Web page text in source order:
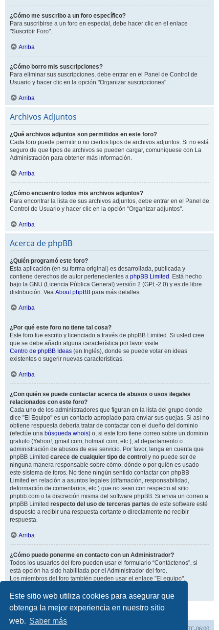
Este sitio web utiliza cookies para asegurar que
obtenga la mejor experiencia en nuestro sitio
web. Saber más
¿Cómo me suscribo a un foro específico?
Para suscribirse a un foro en especial, debe hacer clic en el enlace
"Suscribir Foro".
Arriba
¿Cómo borro mis suscripciones?
Para eliminar sus suscripciones, debe entrar en el Panel de Control de
Usuario y hacer clic en la opción "Organizar suscripciones".
Arriba
Archivos Adjuntos
¿Qué archivos adjuntos son permitidos en este foro?
Cada foro puede permitir o no ciertos tipos de archivos adjuntos. Si no está
seguro de que tipos de archivos se pueden cargar, comuníquese con La
Administración para obtener más información.
Arriba
¿Cómo encuentro todos mis archivos adjuntos?
Para encontrar la lista de sus archivos adjuntos, debe entrar en el Panel de
Control de Usuario y hacer clic en la opción "Organizar adjuntos".
Arriba
Acerca de phpBB
¿Quién programó este foro?
Esta aplicación (en su forma original) es desarrollada, publicada y
contiene derechos de autor pertenecientes a phpBB Limited . Está hecho
bajo la GNU (Licencia Pública General) versión 2 (GPL-2.0) y es de libre
distribución. Vea About phpBB para más detalles.
Arriba
¿Por qué este foro no tiene tal cosa?
Este foro fue escrito y licenciado a través de phpBB Limited. Si usted cree
que se debe añadir alguna característica por favor visite
Centro de phpBB Ideas (en Inglés), donde se puede votar en ideas
existentes o sugerir nuevas características.
Arriba
¿Con quién se puede contactar acerca de abusos o usos ilegales
relacionados con este foro?
Cada uno de los administradores que figuran en la lista del grupo donde
dice "El Equipo" es un contacto apropiado para enviar sus quejas. Si así no
obtiene respuesta debería tratar de contactar con el dueño del dominio
(efectúe una búsqueda whois) o, si este foro tiene correo sobre un dominio
gratuito (Yahoo!, gmail.com, hotmail.com, etc.), al departamento o
administración de abusos de ese servicio. Por favor, tenga en cuenta que
phpBB Limited carece de cualquier tipo de control y no puede ser de
ninguna manera responsable sobre cómo, dónde o por quién es usado
este sistema de foros. No tiene ningún sentido contactar con phpBB
Limited en relación a asuntos legales (difamación, responsabilidad,
deformación de comentarios, etc.) que no sean con respecto al sitio
phpbb.com o la discreción misma del software phpBB. Si envia un correo a
phpBB Limited respecto del uso de terceras partes de este software esté
dispuesto a recibir una respuesta cortante o directamente no recibir
respuesta.
Arriba
¿Cómo puedo ponerme en contacto con un Administrador?
Todos los usuarios del foro pueden usar el formulario “Contáctenos”, si
está opción ha sido habilitada por el Administrador del foro.
Los miembros del foro también pueden usar el enlace "El equipo".
Arriba
UTC-06:00